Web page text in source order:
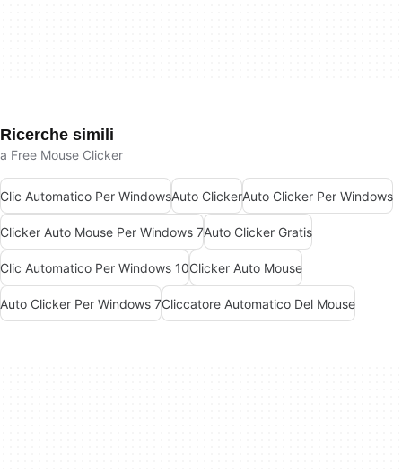
Ricerche simili
a Free Mouse Clicker
Clic Automatico Per WindowsAuto ClickerAuto Clicker Per Windows
Clicker Auto Mouse Per Windows 7Auto Clicker Gratis
Clic Automatico Per Windows 10Clicker Auto Mouse
Auto Clicker Per Windows 7Cliccatore Automatico Del Mouse